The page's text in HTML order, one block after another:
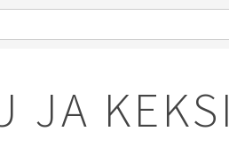
JA KEKSI